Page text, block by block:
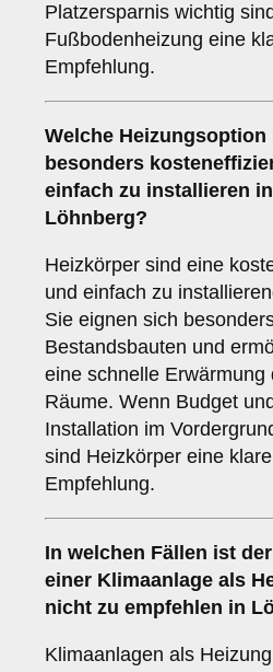
Platzersparnis wichtig
Fußbodenheizung eine
Empfehlung.
Welche Heizungsoption
besonders
einfach zu installieren in
Löhnberg?
Heizkörper sind eine
und einfach zu
Sie eignen sich
Bestandsbauten und
eine schnelle Erwärmung
Räume. Wenn Budget
Installation im
sind Heizkörper eine klare
Empfehlung.
In welchen Fällen ist
einer Klimaanlage als
nicht zu empfehlen in
Klimaanlagen als